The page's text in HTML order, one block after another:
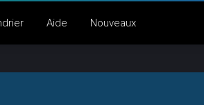
Aide Nouveaux